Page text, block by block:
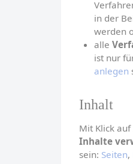
in der
werden
alle
ist nur
anlegen
Inhalt
Mit Klick auf
Inhalte
sein: Seiten,